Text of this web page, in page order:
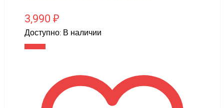
3,990 ₽
Доступно: В наличии